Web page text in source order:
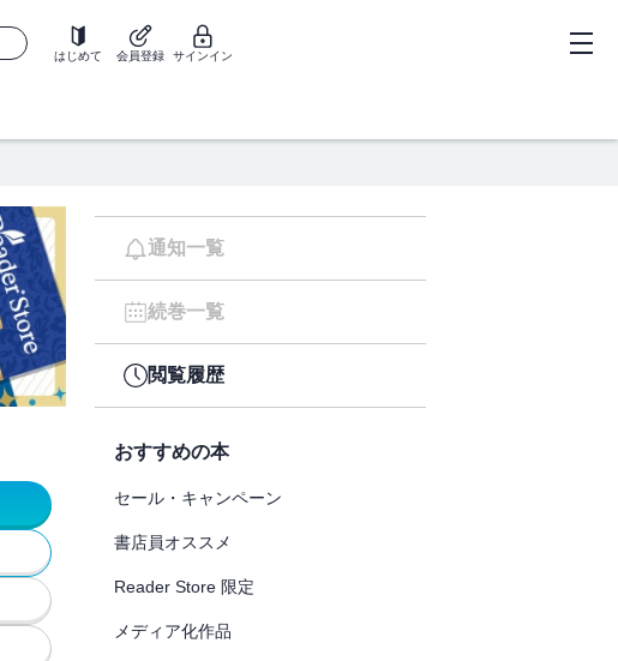
はじめて 会員登録 サインイン
通知一覧
続巻一覧
閲覧履歴
おすすめの本
セール・キャンペーン
書店員オススメ
Reader Store 限定
メディア化作品